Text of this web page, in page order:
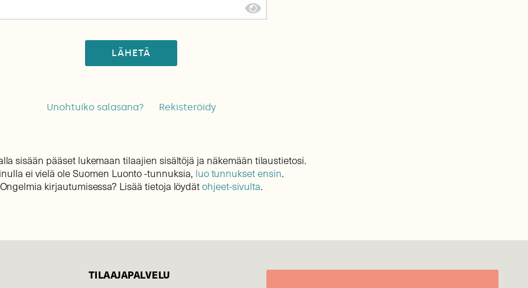
LÄHETÄ
Unohtuiko salasana? Rekisteröidy
sisään pääset lukemaan tilaajien sisältöjä ja näkemään tilaustietosi.
ei vielä ole Suomen Luonto -tunnuksia, luo tunnukset ensin.
Ongelmia kirjautumisessa? Lisää tietoja löydätohjeet-sivulta.
TILAAJAPALVELU